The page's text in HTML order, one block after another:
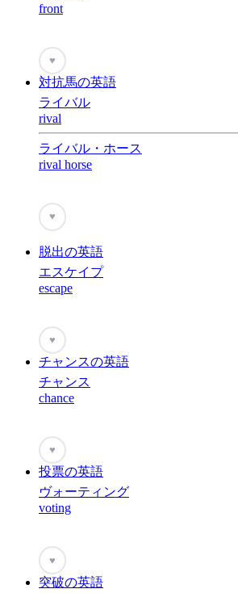
front
♥
対抗馬の英語
ライバル
rival
ライバル・ホース
rival horse
♥
脱出の英語
エスケイプ
escape
♥
チャンスの英語
チャンス
chance
♥
投票の英語
ヴォーティング
voting
♥
突破の英語